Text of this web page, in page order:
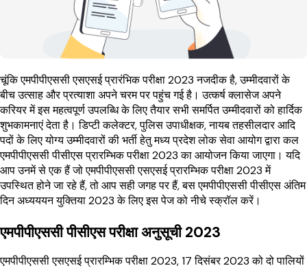
चूंकि एमपीपीएससी एसएसई प्रारंभिक परीक्षा 2023 नजदीक है, उम्मीदवारों के
बीच उत्साह और प्रत्याशा अपने चरम पर पहुंच गई है। उत्कर्ष क्लासेज अपने
करियर में इस महत्वपूर्ण उपलब्धि के लिए तैयार सभी समर्पित उम्मीदवारों को हार्दिक
शुभकामनाएं देता है। डिप्टी कलेक्टर, पुलिस उपाधीक्षक, नायब तहसीलदार आदि
पदों के लिए योग्य उम्मीदवारों की भर्ती हेतु मध्य प्रदेश लोक सेवा आयोग द्वारा कल
एमपीपीएससी पीसीएस प्रारम्भिक परीक्षा 2023 का आयोजन किया जाएगा। यदि
आप उनमें से एक हैं जो एमपीपीएससी एसएसई प्रारम्भिक परीक्षा 2023 में
उपस्थित होने जा रहे हैं, तो आप सही जगह पर हैं, बस एमपीपीएससी पीसीएस अंतिम
दिन अध्यययन युक्तिया 2023 के लिए इस पेज को नीचे स्क्रॉल करें।
एमपीपीएससी पीसीएस परीक्षा अनुसूची 2023
एमपीपीएससी एसएसई प्रारम्भिक परीक्षा 2023, 17 दिसंबर 2023 को दो पालियों